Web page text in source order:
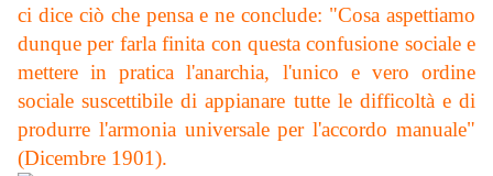
ci dice ciò che pensa e ne conclude: "Cosa aspettiamo
dunque per farla finita con questa confusione sociale e
mettere in pratica l'anarchia, l'unico e vero ordine
sociale suscettibile di appianare tutte le difficoltà e di
produrre l'armonia universale per l'accordo manuale"
(Dicembre 1901).